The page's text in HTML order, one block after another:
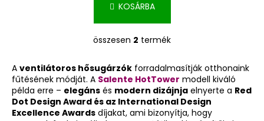
KOSÁRBA
L
s
t
a
i
összesen 2 termék
A ventilátoros hősugárzók forradalmasítják otthonaink
fűtésének módját. A Salente HotTower modell kiváló
példa erre – elegáns és modern dizájnja elnyerte a Red
Dot Design Award és az International Design
Excellence Awards díjakat, ami bizonyítja, hogy